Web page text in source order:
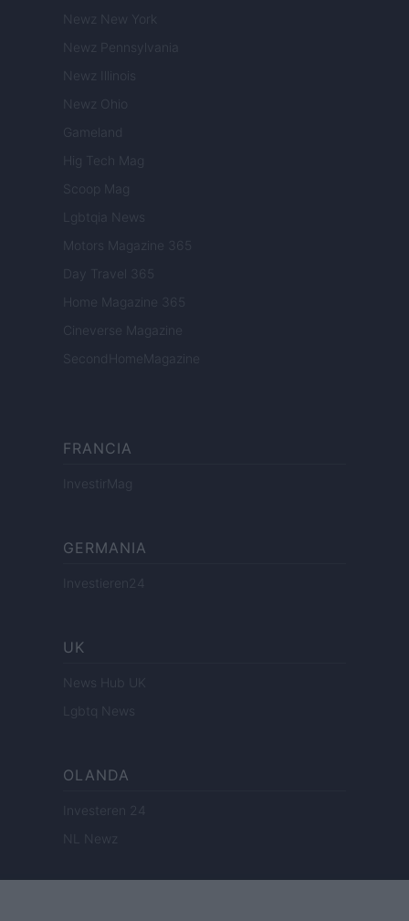
Newz New York
Newz Pennsylvania
Newz Illinois
Newz Ohio
Gameland
Hig Tech Mag
Scoop Mag
Lgbtqia News
Motors Magazine 365
Day Travel 365
Home Magazine 365
Cineverse Magazine
SecondHomeMagazine
FRANCIA
InvestirMag
GERMANIA
Investieren24
UK
News Hub UK
Lgbtq News
OLANDA
Investeren 24
NL Newz